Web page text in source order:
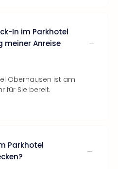
In im Parkhotel
meiner Anreise
Oberhausen ist am
für Sie bereit.
Parkhotel